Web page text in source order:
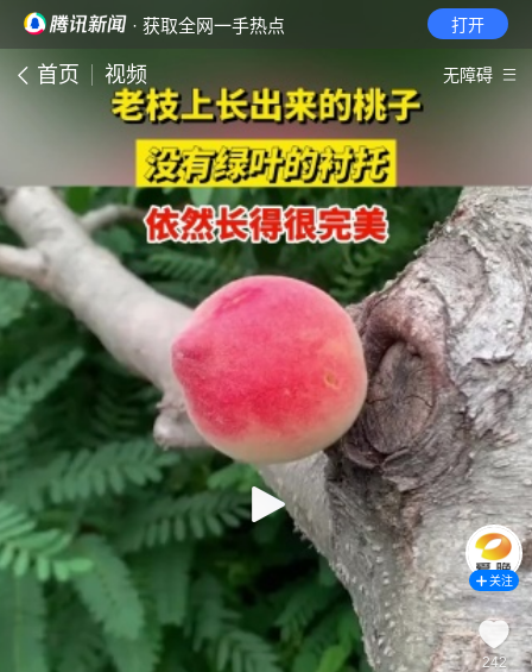
· 获取全网一手热点 打开
首页 视频 无障碍
关注
242